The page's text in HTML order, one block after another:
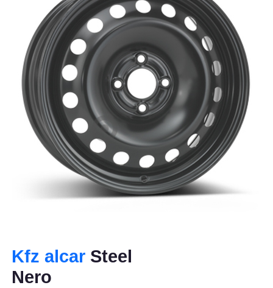
Kfz alcar Steel
Nero